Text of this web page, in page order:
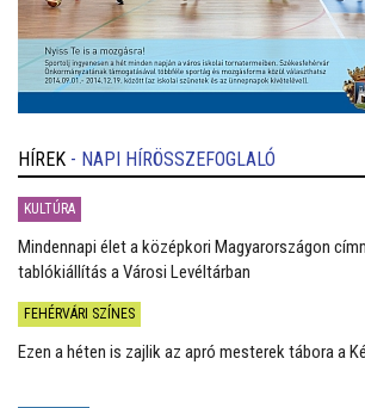
HÍREK - NAPI HÍRÖSSZEFOGLALÓ
KULTÚRA
Mindennapi élet a középkori Magyarországon
tablókiállítás a Városi Levéltárban
FEHÉRVÁRI SZÍNES
Ezen a héten is zajlik az apró mesterek tábora a